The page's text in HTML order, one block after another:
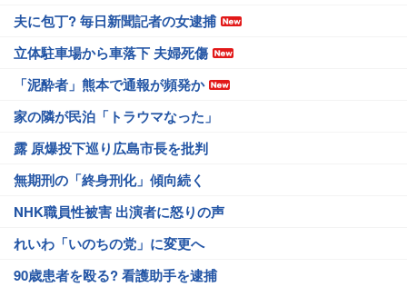
夫に包丁? 毎日新聞記者の女逮捕
立体駐車場から車落下 夫婦死傷
「泥酔者」熊本で通報が頻発か
家の隣が民泊「トラウマなった」
露 原爆投下巡り広島市長を批判
無期刑の「終身刑化」傾向続く
NHK職員性被害 出演者に怒りの声
れいわ「いのちの党」に変更へ
90歳患者を殴る? 看護助手を逮捕